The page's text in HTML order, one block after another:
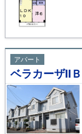
アパート
ベラカーザⅡＢ